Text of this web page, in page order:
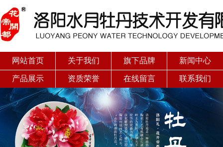
网站首页 关于我们 旗下品牌 新闻中心
产品展示 资质荣誉 在线留言 联系我们